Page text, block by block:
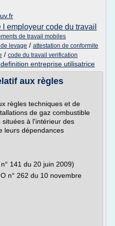
employeur code du travail
de travail mobiles
levage / attestation de conformite
/ code du travail verification
entreprise utilisatrice
aux règles
règles techniques et de
de gaz combustible
à l'intérieur des
leurs dépendances
141 du 20 juin 2009)
n° 262 du 10 novembre